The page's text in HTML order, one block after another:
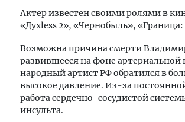
Актер известен своими ролями в
«Духless 2», «Чернобыль»,
Возможна причина смерти
развившееся на фоне артериальной
народный артист РФ обратился в
высокое давление. Из-за
работа сердечно-сосудистой
инсульта.